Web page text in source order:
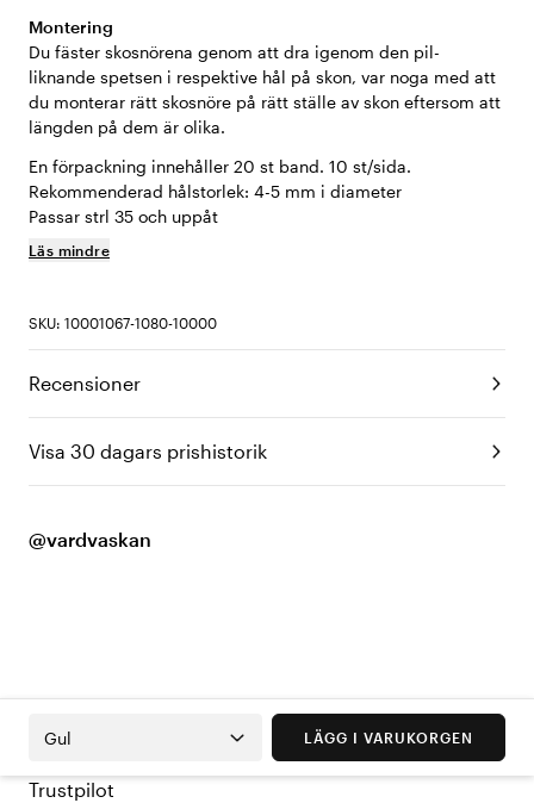
Montering
Du fäster skosnörena genom att dra igenom den pil-
liknande spetsen i respektive hål på skon, var noga med att
du monterar rätt skosnöre på rätt ställe av skon eftersom att
längden på dem är olika.
En förpackning innehåller 20 st band. 10 st/sida.
Rekommenderad hålstorlek: 4-5 mm i diameter
Passar strl 35 och uppåt
Läs mindre
SKU: 10001067-1080-10000
Recensioner
Visa 30 dagars prishistorik
@vardvaskan
Gul LÄGG I VARUKORGEN
Trustpilot